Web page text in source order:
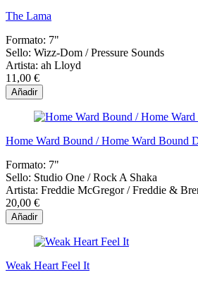
The Lama
Formato: 7"
Sello: Wizz-Dom ‎/ Pressure Sounds
Artista: ah Lloyd
11,00 €
Añadir
Home Ward Bound / Home Ward Bound
Formato: 7"
Sello: Studio One ‎/ Rock A Shaka
Artista: Freddie McGregor / Freddie &
20,00 €
Añadir
Weak Heart Feel It